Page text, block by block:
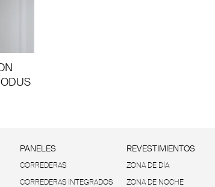
PANELES
CORREDERAS
CORREDERAS INTEGRADOS
REVESTIMIENTOS
ZONA DE DÍA
ZONA DE NOCHE